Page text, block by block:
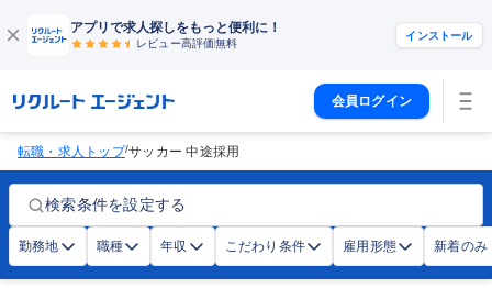
アプリで求人探しをもっと便利に！
レビュー高評価無料
インストール
会員ログイン
転職・求人トップ/サッカー 中途採用
検索条件を設定する
勤務地 職種 年収 こだわり条件 雇用形態 新着のみ